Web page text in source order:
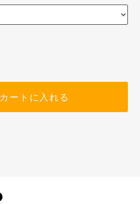
カートに入れる